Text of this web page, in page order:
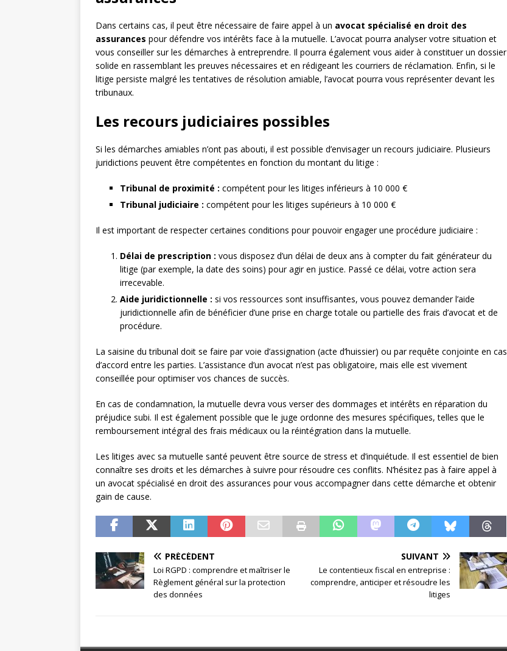
Dans certains cas, il peut être nécessaire de faire appel à un avocat spécialisé en droit des
assurances pour défendre vos intérêts face à la mutuelle. L’avocat pourra analyser votre situation et
vous conseiller sur les démarches à entreprendre. Il pourra également vous aider à constituer un dossier
solide en rassemblant les preuves nécessaires et en rédigeant les courriers de réclamation. Enfin, si le
litige persiste malgré les tentatives de résolution amiable, l’avocat pourra vous représenter devant les
tribunaux.
Les recours judiciaires possibles
Si les démarches amiables n’ont pas abouti, il est possible d’envisager un recours judiciaire. Plusieurs
juridictions peuvent être compétentes en fonction du montant du litige :
Tribunal de proximité : compétent pour les litiges inférieurs à 10 000 €
Tribunal judiciaire : compétent pour les litiges supérieurs à 10 000 €
Il est important de respecter certaines conditions pour pouvoir engager une procédure judiciaire :
Délai de prescription : vous disposez d’un délai de deux ans à compter du fait générateur du
litige (par exemple, la date des soins) pour agir en justice. Passé ce délai, votre action sera
irrecevable.
Aide juridictionnelle : si vos ressources sont insuffisantes, vous pouvez demander l’aide
juridictionnelle afin de bénéficier d’une prise en charge totale ou partielle des frais d’avocat et de
procédure.
La saisine du tribunal doit se faire par voie d’assignation (acte d’huissier) ou par requête conjointe en cas
d’accord entre les parties. L’assistance d’un avocat n’est pas obligatoire, mais elle est vivement
conseillée pour optimiser vos chances de succès.
En cas de condamnation, la mutuelle devra vous verser des dommages et intérêts en réparation du
préjudice subi. Il est également possible que le juge ordonne des mesures spécifiques, telles que le
remboursement intégral des frais médicaux ou la réintégration dans la mutuelle.
Les litiges avec sa mutuelle santé peuvent être source de stress et d’inquiétude. Il est essentiel de bien
connaître ses droits et les démarches à suivre pour résoudre ces conflits. N’hésitez pas à faire appel à
un avocat spécialisé en droit des assurances pour vous accompagner dans cette démarche et obtenir
gain de cause.
PRÉCÉDENT
Loi RGPD : comprendre et maîtriser le
Règlement général sur la protection
des données
SUIVANT
Le contentieux fiscal en entreprise :
comprendre, anticiper et résoudre les
litiges